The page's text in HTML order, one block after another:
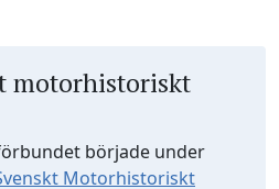
motorhistoriskt
började under
Motorhistoriskt